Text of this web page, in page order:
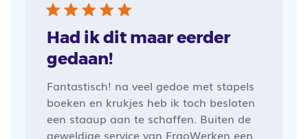
Had ik dit maar eerder
gedaan!
Fantastisch! na veel gedoe met stapels
boeken en krukjes heb ik toch besloten
een staaup aan te schaffen. Buiten de
geweldige service van ErgoWerken een